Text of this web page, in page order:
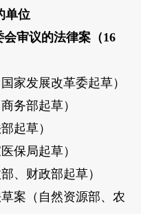
单位
审议的法律案（16
发展改革委起草）
务部起草）
起草）
保局起草）
财政部起草）
案（自然资源部、农